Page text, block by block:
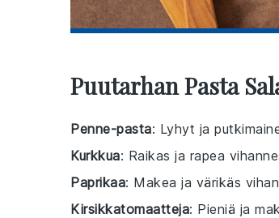
Puutarhan Pasta
Penne-pasta: Lyhyt ja
Kurkkua: Raikas ja rapea
Paprikaa: Makea ja värikäs
Kirsikkatomaatteja: Pieniä ja